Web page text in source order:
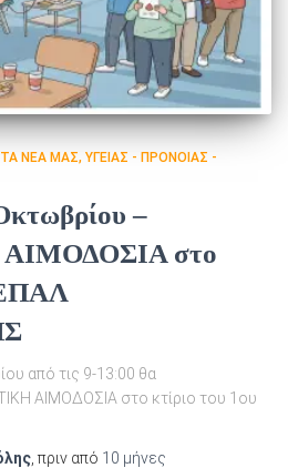
ΤΑ ΝΈΑ ΜΑΣ ΥΓΕΊΑΣ - ΠΡΌΝΟΙΑΣ -
–
στο
ΕΠΑΛ
από τις 9-13:00 θα
ΑΙΜΟΔΟΣΙΑ στο κτίριο του 1ου
, πριν από 10 μήνες